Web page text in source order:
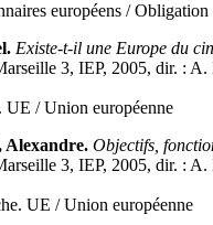
européens /
Existe-t-il une Europe du
3, IEP, 2005, dir. : A.
UE / Union européenne
Objectifs,
3, IEP, 2005, dir. : A.
UE / Union européenne